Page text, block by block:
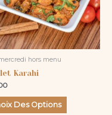
hors menu
Karahi
Des Options
Les
options
peuvent
être